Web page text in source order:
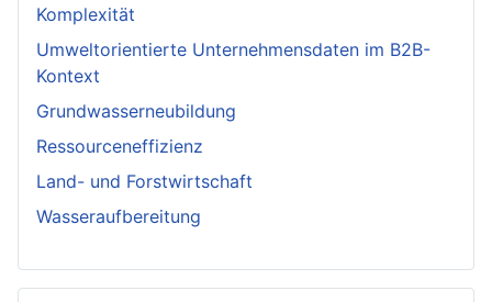
Komplexität
Umweltorientierte Unternehmensdaten im B2B-
Kontext
Grundwasserneubildung
Ressourceneffizienz
Land- und Forstwirtschaft
Wasseraufbereitung